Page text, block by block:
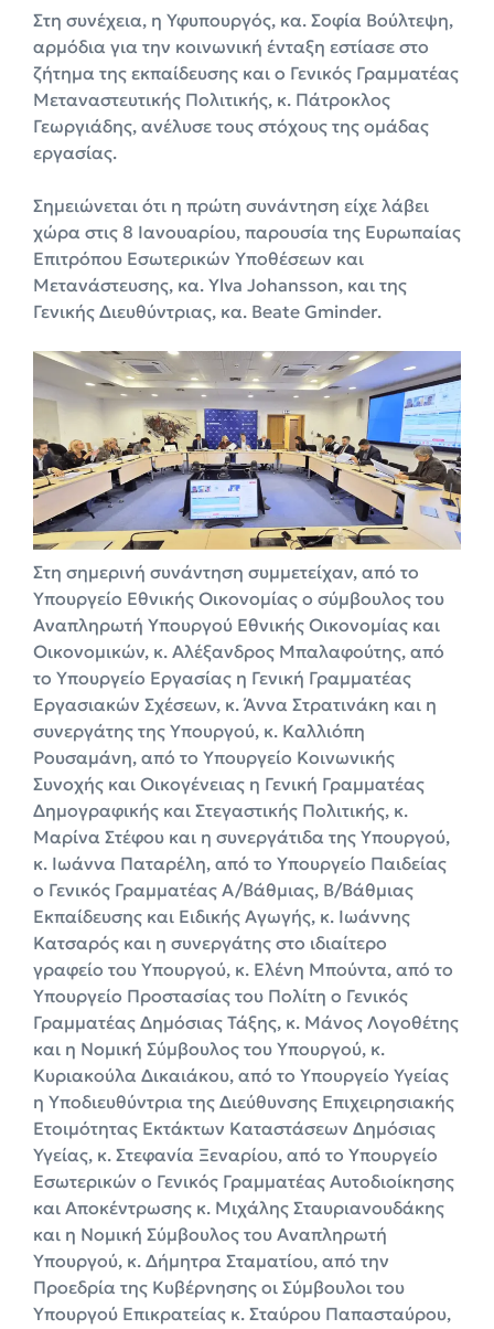
Στη συνέχεια, η Υφυπουργός, κα. Σοφία Βούλτεψη,
αρμόδια για την κοινωνική ένταξη εστίασε στο
ζήτημα της εκπαίδευσης και ο Γενικός Γραμματέας
Μεταναστευτικής Πολιτικής, κ. Πάτροκλος
Γεωργιάδης, ανέλυσε τους στόχους της ομάδας
εργασίας.
Σημειώνεται ότι η πρώτη συνάντηση είχε λάβει
χώρα στις 8 Ιανουαρίου, παρουσία της Ευρωπαίας
Επιτρόπου Εσωτερικών Υποθέσεων και
Μετανάστευσης, κα. Ylva Johansson, και της
Γενικής Διευθύντριας, κα. Beate Gminder.
Στη σημερινή συνάντηση συμμετείχαν, από το
Υπουργείο Εθνικής Οικονομίας ο σύμβουλος του
Αναπληρωτή Υπουργού Εθνικής Οικονομίας και
Οικονομικών, κ. Αλέξανδρος Μπαλαφούτης, από
το Υπουργείο Εργασίας η Γενική Γραμματέας
Εργασιακών Σχέσεων, κ. Άννα Στρατινάκη και η
συνεργάτης της Υπουργού, κ. Καλλιόπη
Ρουσαμάνη, από το Υπουργείο Κοινωνικής
Συνοχής και Οικογένειας η Γενική Γραμματέας
Δημογραφικής και Στεγαστικής Πολιτικής, κ.
Μαρίνα Στέφου και η συνεργάτιδα της Υπουργού,
κ. Ιωάννα Παταρέλη, από το Υπουργείο Παιδείας
ο Γενικός Γραμματέας Α/Βάθμιας, Β/Βάθμιας
Εκπαίδευσης και Ειδικής Αγωγής, κ. Ιωάννης
Κατσαρός και η συνεργάτης στο ιδιαίτερο
γραφείο του Υπουργού, κ. Ελένη Μπούντα, από το
Υπουργείο Προστασίας του Πολίτη ο Γενικός
Γραμματέας Δημόσιας Τάξης, κ. Μάνος Λογοθέτης
και η Νομική Σύμβουλος του Υπουργού, κ.
Κυριακούλα Δικαιάκου, από το Υπουργείο Υγείας
η Υποδιευθύντρια της Διεύθυνσης Επιχειρησιακής
Ετοιμότητας Εκτάκτων Καταστάσεων Δημόσιας
Υγείας, κ. Στεφανία Ξεναρίου, από το Υπουργείο
Εσωτερικών ο Γενικός Γραμματέας Αυτοδιοίκησης
και Αποκέντρωσης κ. Μιχάλης Σταυριανουδάκης
και η Νομική Σύμβουλος του Αναπληρωτή
Υπουργού, κ. Δήμητρα Σταματίου, από την
Προεδρία της Κυβέρνησης οι Σύμβουλοι του
Υπουργού Επικρατείας κ. Σταύρου Παπασταύρου,